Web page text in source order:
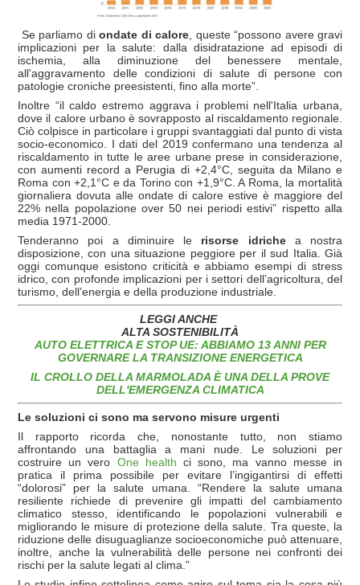
Se parliamo di ondate di calore , queste “possono avere gravi
implicazioni per la salute: dalla disidratazione ad episodi di
ischemia, alla diminuzione del benessere mentale,
all'aggravamento delle condizioni di salute di persone con
patologie croniche preesistenti, fino alla morte”.
Inoltre “il caldo estremo aggrava i problemi nell'Italia urbana,
dove il calore urbano è sovrapposto al riscaldamento regionale.
Ciò colpisce in particolare i gruppi svantaggiati dal punto di vista
socio-economico. I dati del 2019 confermano una tendenza al
riscaldamento in tutte le aree urbane prese in considerazione,
con aumenti record a Perugia di +2,4°C, seguita da Milano e
Roma con +2,1°C e da Torino con +1,9°C. A Roma, la mortalità
giornaliera dovuta alle ondate di calore estive è maggiore del
22% nella popolazione over 50 nei periodi estivi” rispetto alla
media 1971-2000.
Tenderanno poi a diminuire le risorse idrichea nostra
disposizione, con una situazione peggiore per il sud Italia. Già
oggi comunque esistono criticità e abbiamo esempi di stress
idrico, con profonde implicazioni per i settori dell’agricoltura, del
turismo, dell’energia e della produzione industriale.
LEGGI ANCHE
ALTA SOSTENIBILITÀ
AUTO ELETTRICA E STOP UE: ABBIAMO 13 ANNI PER
GOVERNARE LA TRANSIZIONE ENERGETICA
IL CROLLO DELLA MARMOLADA È UNA DELLA PROVE
DELL'EMERGENZA CLIMATICA
Le soluzioni ci sono ma servono misure urgenti
Il rapporto ricorda che, nonostante tutto, non stiamo
affrontando una battaglia a mani nude. Le soluzioni per
costruire un vero One health ci sono, ma vanno messe in
pratica il prima possibile per evitare l’ingigantirsi di effetti
“dolorosi” per la salute umana. “Rendere la salute umana
resiliente richiede di prevenire gli impatti del cambiamento
climatico stesso, identificando le popolazioni vulnerabili e
migliorando le misure di protezione della salute. Tra queste, la
riduzione delle disuguaglianze socioeconomiche può attenuare,
inoltre, anche la vulnerabilità delle persone nei confronti dei
rischi per la salute legati al clima.”